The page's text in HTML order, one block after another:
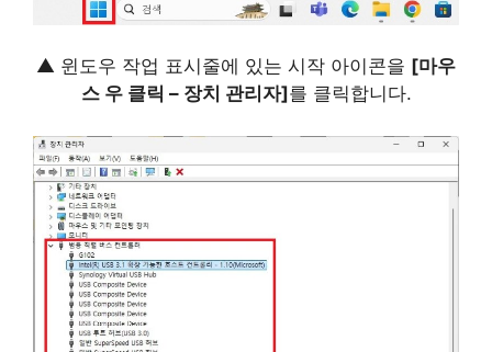
▲ 윈도우 작업 표시줄에 있는 시작 아이콘을 [마우
스 우 클릭 – 장치 관리자]를 클릭합니다.